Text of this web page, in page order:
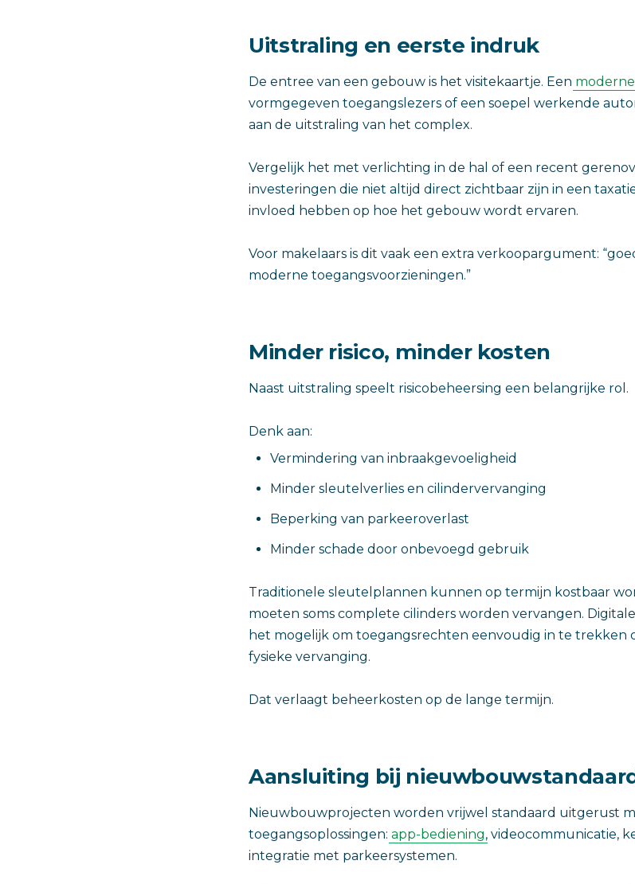
Uitstraling en eerste indruk
De entree van een gebouw is het visitekaartje. Een
vormgegeven toegangslezers of een soepel werkende
aan de uitstraling van het complex.
Vergelijk het met verlichting in de hal of een recent
investeringen die niet altijd direct zichtbaar zijn in een
invloed hebben op hoe het gebouw wordt ervaren.
Voor makelaars is dit vaak een extra verkoopargument:
moderne toegangsvoorzieningen.”
Minder risico, minder kosten
Naast uitstraling speelt risicobeheersing een belangrijke rol.
Denk aan:
Vermindering van inbraakgevoeligheid
Minder sleutelverlies en cilindervervanging
Beperking van parkeeroverlast
Minder schade door onbevoegd gebruik
Traditionele sleutelplannen kunnen op termijn kostbaar
moeten soms complete cilinders worden vervangen.
het mogelijk om toegangsrechten eenvoudig in te trekken
fysieke vervanging.
Dat verlaagt beheerkosten op de lange termijn.
Aansluiting bij
Nieuwbouwprojecten worden vrijwel standaard uitgerust
toegangsoplossingen: app-bediening, videocommunicatie,
integratie met parkeersystemen.